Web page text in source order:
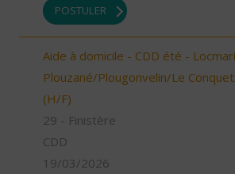
POSTULER
Aide à domicile - CDD été -
Plouzané/Plougonvelin/Le
(H/F)
29 - Finistère
CDD
19/03/2026